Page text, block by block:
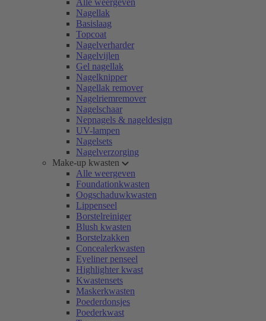
Alle weergeven
Nagellak
Basislaag
Topcoat
Nagelverharder
Nagelvijlen
Gel nagellak
Nagelknipper
Nagellak remover
Nagelriemremover
Nagelschaar
Nepnagels & nageldesign
UV-lampen
Nagelsets
Nagelverzorging
Make-up kwasten
Alle weergeven
Foundationkwasten
Oogschaduwkwasten
Lippenseel
Borstelreiniger
Blush kwasten
Borstelzakken
Concealerkwasten
Eyeliner penseel
Highlighter kwast
Kwastensets
Maskerkwasten
Poederdonsjes
Poederkwast